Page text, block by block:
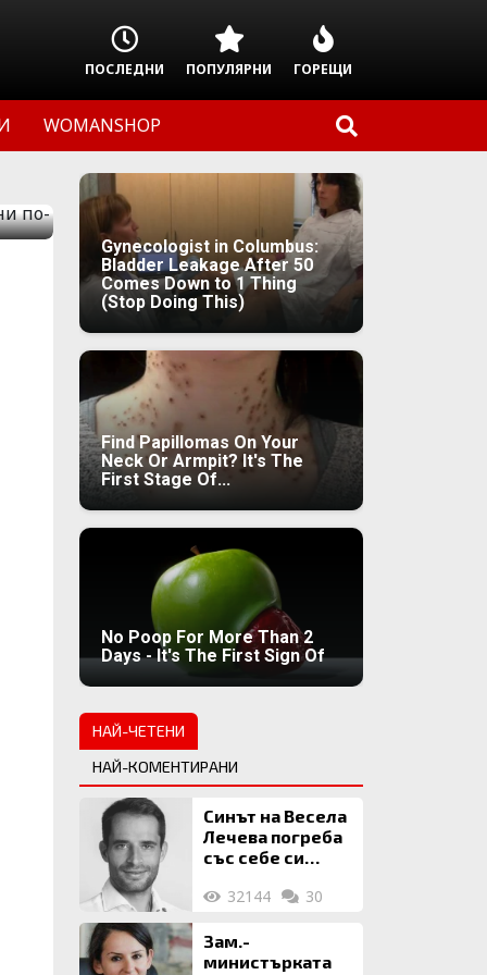
ПОСЛЕДНИ ПОПУЛЯРНИ ГОРЕЩИ
WOMANSHOP
Gynecologist in Columbus:
Bladder Leakage After 50
Comes Down to 1 Thing
(Stop Doing This)
Find Papillomas On Your
Neck Or Armpit? It's The
First Stage Of...
No Poop For More Than 2
Days - It's The First Sign Of
НАЙ-ЧЕТЕНИ
НАЙ-КОМЕНТИРАНИ
Синът на Весела
Лечева погреба
със себе си
млн. евро
32144 30
Зам.-
министърката